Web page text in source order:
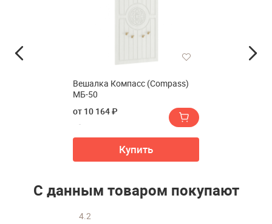
Вешалка Компасс (Compass)
МБ-50
от 10 164 ₽
Купить
С данным товаром покупают
4.2